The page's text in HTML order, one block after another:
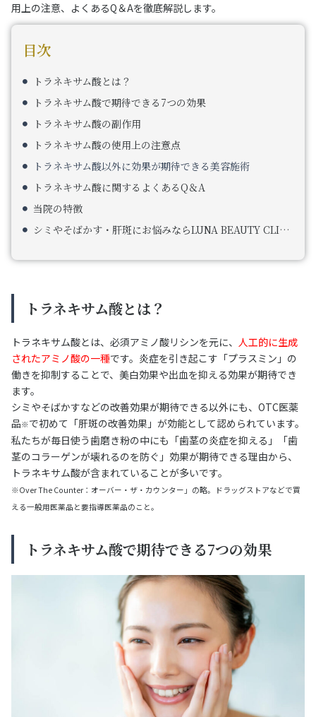
用上の注意、よくあるQ＆Aを徹底解説します。
目次
トラネキサム酸とは？
トラネキサム酸で期待できる7つの効果
トラネキサム酸の副作用
トラネキサム酸の使用上の注意点
トラネキサム酸以外に効果が期待できる美容施術
トラネキサム酸に関するよくあるQ＆A
当院の特徴
シミやそばかす・肝斑にお悩みならLUNA BEAUTY CLINICへ
トラネキサム酸とは？
トラネキサム酸とは、必須アミノ酸リシンを元に、 人工的に生成
されたアミノ酸の一種です。炎症を引き起こす「プラスミン」の
働きを抑制することで、美白効果や出血を抑える効果が期待でき
ます。
シミやそばかすなどの改善効果が期待できる以外にも、OTC医薬
品※ で初めて「肝斑の改善効果」が効能として認められています。
私たちが毎日使う歯磨き粉の中にも「歯茎の炎症を抑える」「歯
茎のコラーゲンが壊れるのを防ぐ」効果が期待できる理由から、
トラネキサム酸が含まれていることが多いです。
※Over The Counter：オーバー・ザ・カウンター」の略。ドラッグストアなどで買
える一般用医薬品と要指導医薬品のこと。
トラネキサム酸で期待できる7つの効果